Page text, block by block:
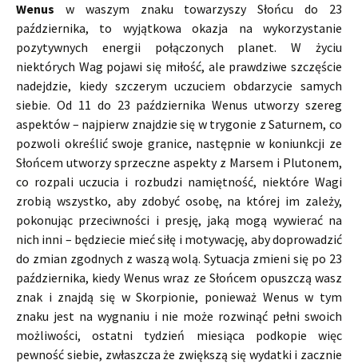
Wenus w waszym znaku towarzyszy Słońcu do 23
października, to wyjątkowa okazja na wykorzystanie
pozytywnych energii połączonych planet. W życiu
niektórych Wag pojawi się miłość, ale prawdziwe szczęście
nadejdzie, kiedy szczerym uczuciem obdarzycie samych
siebie. Od 11 do 23 października Wenus utworzy szereg
aspektów – najpierw znajdzie się w trygonie z Saturnem, co
pozwoli określić swoje granice, następnie w koniunkcji ze
Słońcem utworzy sprzeczne aspekty z Marsem i Plutonem,
co rozpali uczucia i rozbudzi namiętność, niektóre Wagi
zrobią wszystko, aby zdobyć osobę, na której im zależy,
pokonując przeciwności i presję, jaką mogą wywierać na
nich inni – będziecie mieć siłę i motywację, aby doprowadzić
do zmian zgodnych z waszą wolą. Sytuacja zmieni się po 23
października, kiedy Wenus wraz ze Słońcem opuszczą wasz
znak i znajdą się w Skorpionie, ponieważ Wenus w tym
znaku jest na wygnaniu i nie może rozwinąć pełni swoich
możliwości, ostatni tydzień miesiąca podkopie więc
pewność siebie, zwłaszcza że zwiększą się wydatki i zacznie